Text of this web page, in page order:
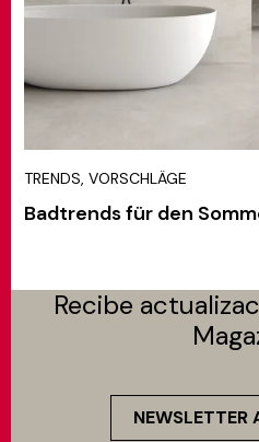
TRENDS, VORSCHLÄGE
Badtrends für den
Recibe
NEWSLETTER